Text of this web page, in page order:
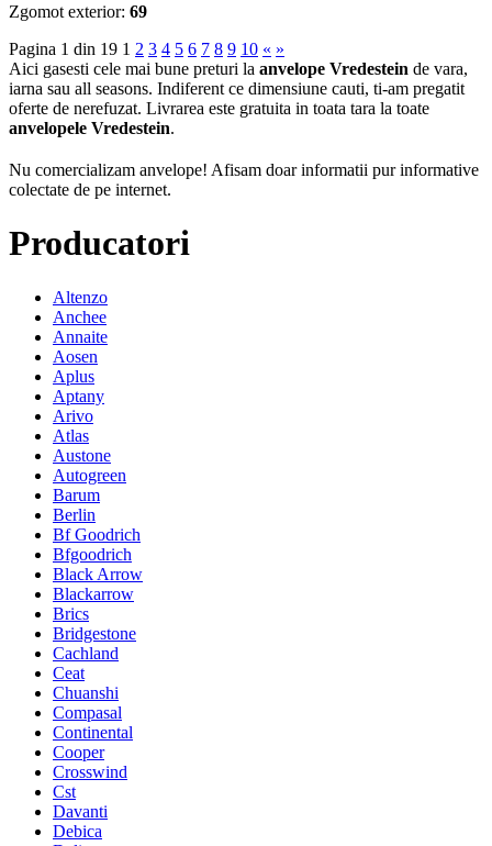
Zgomot exterior: 69
Pagina 1 din 19 1 2 3 4 5 6 7 8 9 10 « »
Aici gasesti cele mai bune preturi la anvelope Vredestein de vara,
iarna sau all seasons. Indiferent ce dimensiune cauti, ti-am pregatit
oferte de nerefuzat. Livrarea este gratuita in toata tara la toate
anvelopele Vredestein.
Nu comercializam anvelope! Afisam doar informatii pur informative
colectate de pe internet.
Producatori
Altenzo
Anchee
Annaite
Aosen
Aplus
Aptany
Arivo
Atlas
Austone
Autogreen
Barum
Berlin
Bf Goodrich
Bfgoodrich
Black Arrow
Blackarrow
Brics
Bridgestone
Cachland
Ceat
Chuanshi
Compasal
Continental
Cooper
Crosswind
Cst
Davanti
Debica